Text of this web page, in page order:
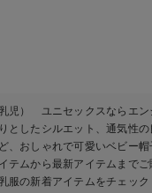
児） ユニセックスならエン
としたシルエット、通気性
、おしゃれで可愛いベビー
テムから最新アイテムまでご
服の新着アイテムをチェック